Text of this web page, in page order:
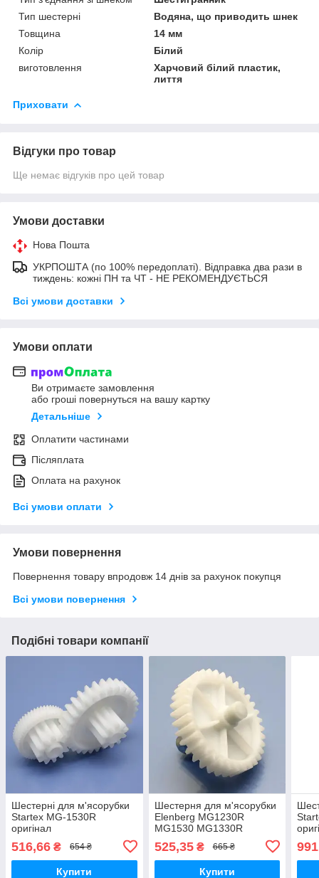
Тип шестерні
Водяна, що приводить шнек
Товщина
14 мм
Колір
Білий
виготовлення
Харчовий білий пластик,
лиття
Приховати
Відгуки про товар
Ще немає відгуків про цей товар
Умови доставки
Нова Пошта
УКРПОШТА (по 100% передоплаті). Відправка два рази в
тиждень: кожні ПН та ЧТ - НЕ РЕКОМЕНДУЄТЬСЯ
Всі умови доставки
Умови оплати
Ви отримаєте замовлення
або гроші повернуться на вашу картку
Детальніше
Оплатити частинами
Післяплата
Оплата на рахунок
Всі умови оплати
Умови повернення
Повернення товару впродовж 14 днів за рахунок покупця
Всі умови повернення
Подібні товари компанії
Шестерні для м'ясорубки
Startex MG-1530R
оригінал
516,66 ₴ 654 ₴
Купити
Шестерня для м'ясорубки
Elenberg MG1230R
MG1530 MG1330R
525,35₴ 665 ₴
Купити